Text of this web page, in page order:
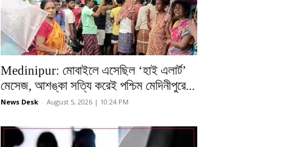
Medinipur: মোবাইলে এসেছিল ‘হাই এলার্ট’
মেসেজ, আশঙ্কা সত্যি করেই পশ্চিম মেদিনীপুরে...
News Desk - August 5, 2026 | 10:24 PM